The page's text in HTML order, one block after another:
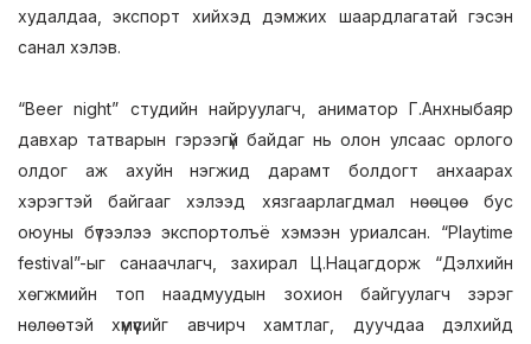
худалдаа, экспорт хийхэд дэмжих шаардлагатай гэсэн
санал хэлэв.
“Beer night” студийн найруулагч, аниматор Г.Анхныбаяр
давхар татварын гэрээгүй байдаг нь олон улсаас орлого
олдог аж ахуйн нэгжид дарамт болдогт анхаарах
хэрэгтэй байгааг хэлээд хязгаарлагдмал нөөцөө бус
оюуны бүтээлээ экспортолъё хэмээн уриалсан. “Playtime
festival”-ыг санаачлагч, захирал Ц.Нацагдорж “Дэлхийн
хөгжмийн топ наадмуудын зохион байгуулагч зэрэг
нөлөөтэй хүмүүсийг авчирч хамтлаг, дуучдаа дэлхийд